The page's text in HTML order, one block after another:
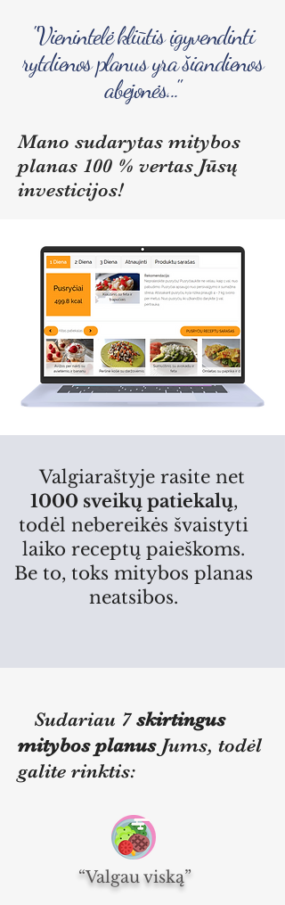
"Vienintelė kliūtis įgyvendinti
rytdienos planus yra šiandienos
abejonės..."
Mano sudarytas mitybos
planas 100 % vertas Jūsų
investicijos!
Valgiaraštyje rasite net
1000 sveikų patiekalų,
todėl nebereikės švaistyti
laiko receptų paieškoms.
Be to, toks mitybos planas
neatsibos.
Sudariau 7skirtingus
mitybos planusJums, todėl
galite rinktis:
“Valgau viską”